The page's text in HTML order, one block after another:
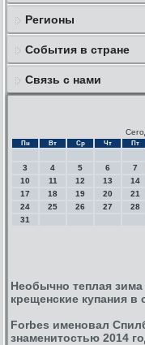
Регионы
События в стране
Связь с нами
Пн Вт Ср Чт Пт
3
4 5 6 7
10
11 12 13 14
17
18 19 20 21
24
25 26 27 28
31
Необычно теплая
крещенские купания в
Forbes именовал
знаменитостью 2014